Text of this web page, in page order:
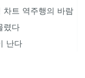
차트 역주행의 바람
렸다
난다